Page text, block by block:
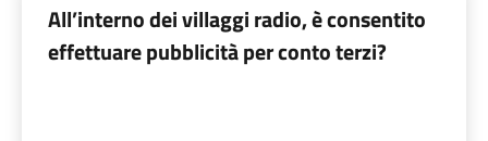
All’interno dei villaggi radio, è consentito
effettuare pubblicità per conto terzi?